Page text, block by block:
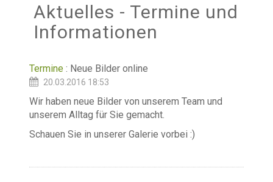
Aktuelles - Termine und
Informationen
Termine: Neue Bilder online
20.03.2016 18:53
Wir haben neue Bilder von unserem Team und
unserem Alltag für Sie gemacht.
Schauen Sie in unserer Galerie vorbei :)